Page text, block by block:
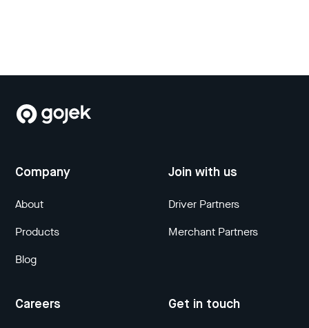
Company
About
Products
Blog
Join with us
Driver Partners
Merchant Partners
Careers Get in touch